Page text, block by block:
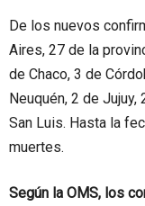
De los nuevos
Aires, 27 de la
de Chaco, 3 de
Neuquén, 2 de
San Luis. Hasta la
muertes.
Según la OMS, los